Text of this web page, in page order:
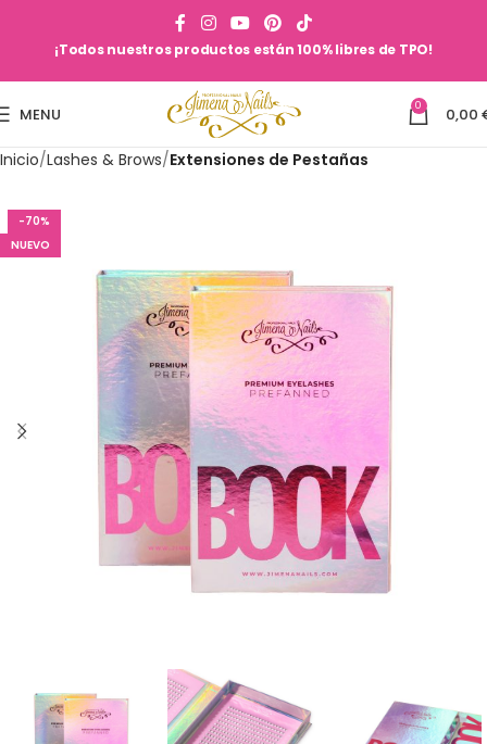
¡Todos nuestros productos están 100% libres de TPO!
MENU 0 0,00
Inicio Lashes & Brows Extensiones de Pestañas
-70%
NUEVO